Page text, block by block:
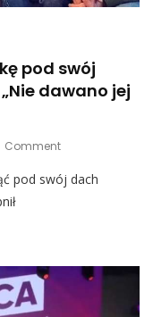
pod swój
dawano jej
CommentOn
Stuhr
Dach.
Udostępnił
pod swój dach